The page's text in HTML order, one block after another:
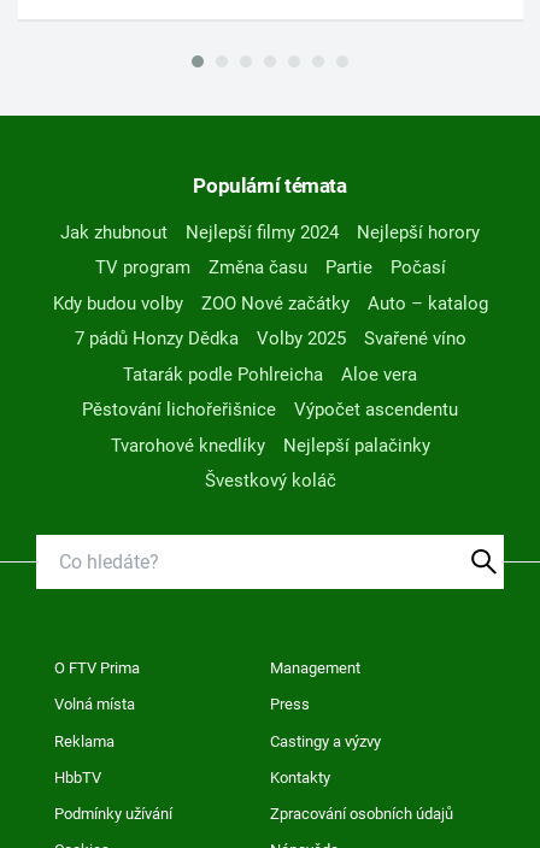
Populární témata
Jak zhubnout Nejlepší filmy 2024
Nejlepší horory
TV program
Změna času Partie
Počasí
Kdy budou volby
ZOO Nové začátky
Auto – katalog
7 pádů Honzy Dědka
Volby 2025
Svařené víno
Tatarák podle Pohlreicha
Aloe vera
Pěstování lichořeřišnice
Výpočet ascendentu
Tvarohové knedlíky
Nejlepší palačinky
Švestkový koláč
O FTV Prima Management
Volná místa Press
Reklama Castingy a výzvy
HbbTV Kontakty
Podmínky užívání Zpracování osobních údajů